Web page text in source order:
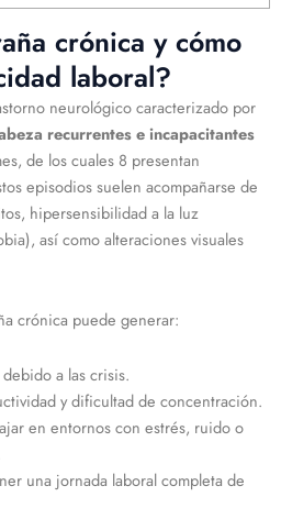
crónica y cómo
laboral?
neurológico caracterizado por
recurrentes e incapacitantes
de los cuales 8 presentan
episodios suelen acompañarse de
hipersensibilidad a la luz
así como alteraciones visuales
crónica puede generar:
a las crisis.
y dificultad de concentración.
en entornos con estrés, ruido o
una jornada laboral completa de